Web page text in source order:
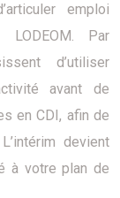
emploi
LODEOM. Par
d’utiliser
avant de
en CDI, afin de
devient
à votre plan de